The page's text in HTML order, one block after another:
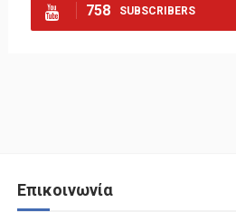
758 SUBSCRIBERS
Επικοινωνία